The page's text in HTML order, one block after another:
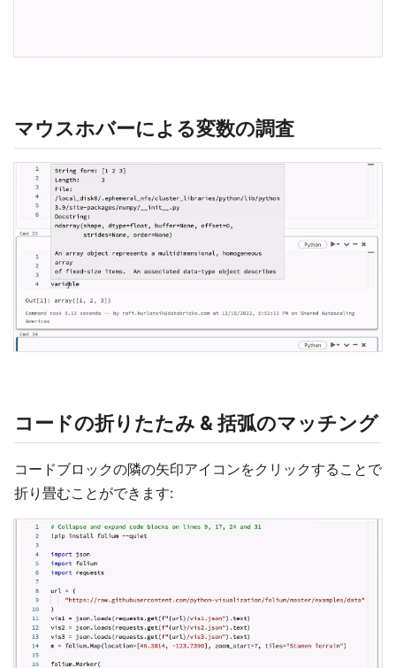
マウスホバーによる変数の調査
コードの折りたたみ & 括弧のマッチング
コードブロックの隣の矢印アイコンをクリックすることで
折り畳むことができます: